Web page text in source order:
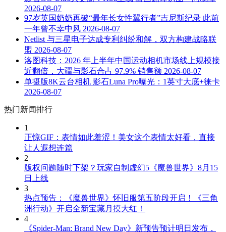
2026-08-07
97岁英国奶奶再破“最年长女性翼行者”吉尼斯纪录 此前
一年曾不幸中风 2026-08-07
Netlist 与三星电子达成专利纠纷和解，双方构建战略联
盟 2026-08-07
洛图科技：2026 年上半年中国运动相机市场线上规模接
近翻倍，大疆与影石合占 97.9% 销售额 2026-08-07
单摄版8K云台相机 影石Luna Pro曝光：1英寸大底+徕卡
2026-08-07
热门新闻排行
1
正惊GIF：表情如此羞涩！美女这个表情太好看，直接
让人遐想连篇
2
版权问题随时下架？玩家自制虚幻5《魔兽世界》8月15
日上线
3
热点预告：《魔兽世界》怀旧服第五阶段开启！《三角
洲行动》开启全新宝藏月摸大红！
4
《Spider-Man: Brand New Day》新预告预计明日发布，